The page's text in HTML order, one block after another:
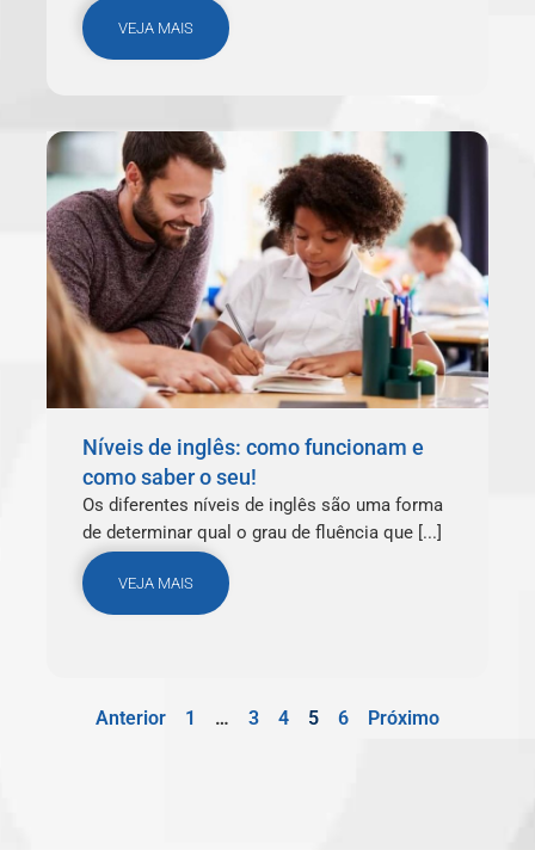
VEJA MAIS
Níveis de inglês: como funcionam e
como saber o seu!
Os diferentes níveis de inglês são uma forma
de determinar qual o grau de fluência que [...]
VEJA MAIS
Anterior 1 … 3 4 5 6 Próximo